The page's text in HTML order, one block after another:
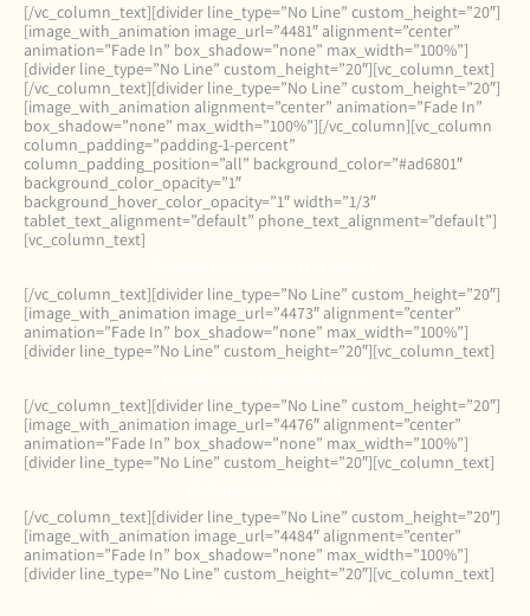
[/vc_column_text][divider line_type=”No Line” custom_height=”20″]
[image_with_animation image_url=”4481″ alignment=”center”
animation=”Fade In” box_shadow=”none” max_width=”100%”]
[divider line_type=”No Line” custom_height=”20″][vc_column_text]
[/vc_column_text][divider line_type=”No Line” custom_height=”20″]
[image_with_animation alignment=”center” animation=”Fade In”
box_shadow=”none” max_width=”100%”][/vc_column][vc_column
column_padding=”padding-1-percent”
column_padding_position=”all” background_color=”#ad6801″
background_color_opacity=”1″
background_hover_color_opacity=”1″ width=”1/3″
tablet_text_alignment=”default” phone_text_alignment=”default”]
[vc_column_text]
[/vc_column_text][divider line_type=”No Line” custom_height=”20″]
[image_with_animation image_url=”4473″ alignment=”center”
animation=”Fade In” box_shadow=”none” max_width=”100%”]
[divider line_type=”No Line” custom_height=”20″][vc_column_text]
[/vc_column_text][divider line_type=”No Line” custom_height=”20″]
[image_with_animation image_url=”4476″ alignment=”center”
animation=”Fade In” box_shadow=”none” max_width=”100%”]
[divider line_type=”No Line” custom_height=”20″][vc_column_text]
[/vc_column_text][divider line_type=”No Line” custom_height=”20″]
[image_with_animation image_url=”4484″ alignment=”center”
animation=”Fade In” box_shadow=”none” max_width=”100%”]
[divider line_type=”No Line” custom_height=”20″][vc_column_text]